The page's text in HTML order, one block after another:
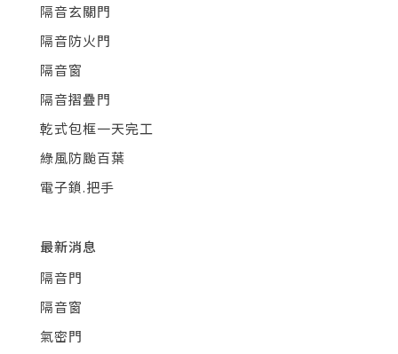
隔音玄關門
隔音防火門
隔音窗
隔音摺疊門
乾式包框一天完工
綠風防颱百葉
電子鎖.把手
最新消息
隔音門
隔音窗
氣密門